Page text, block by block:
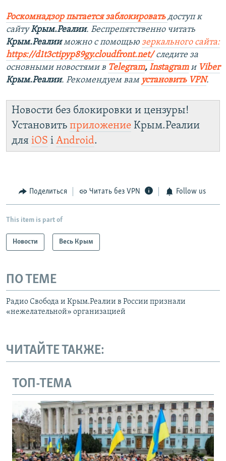
Роскомнадзор пытается заблокировать доступ к
сайтуКрым.Реалии. Беспрепятственно читать
Крым.Реалииможно с помощью зеркального сайта:
https://d1t3ctipyp89gy.cloudfront.net/следите за
основными новостями в Telegram, Instagramи Viber
Крым.Реалии. Рекомендуем вам установить VPN.
Новости без блокировки и цензуры!
Установить приложение Крым.Реалии
для iOS і Android.
Поделиться Читать без VPN Follow us
This item is part of
Новости Весь Крым
ПО ТЕМЕ
Радио Свобода и Крым.Реалии в России признали
«нежелательной» организацией
ЧИТАЙТЕ ТАКЖЕ:
ТОП-ТЕМА